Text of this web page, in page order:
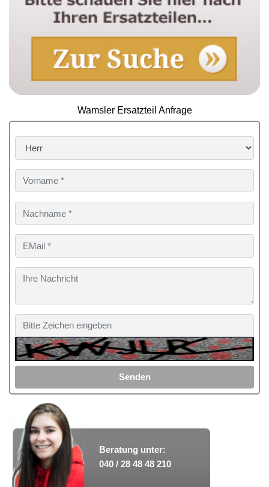
Wamsler Ersatzteil Anfrage
Senden
Beratung unter:
040 / 28 48 48 210